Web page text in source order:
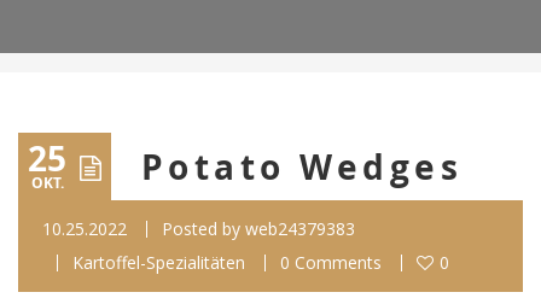
25
OKT. Potato Wedges
10.25.2022 Posted by web24379383
Kartoffel-Spezialitäten
0 Comments 0